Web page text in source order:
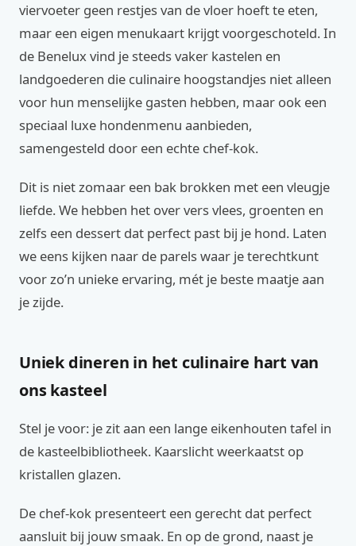
viervoeter geen restjes van de vloer hoeft te eten,
maar een eigen menukaart krijgt voorgeschoteld. In
de Benelux vind je steeds vaker kastelen en
landgoederen die culinaire hoogstandjes niet alleen
voor hun menselijke gasten hebben, maar ook een
speciaal luxe hondenmenu aanbieden,
samengesteld door een echte chef-kok.
Dit is niet zomaar een bak brokken met een vleugje
liefde. We hebben het over vers vlees, groenten en
zelfs een dessert dat perfect past bij je hond. Laten
we eens kijken naar de parels waar je terechtkunt
voor zo’n unieke ervaring, mét je beste maatje aan
je zijde.
Uniek dineren in het culinaire hart van
ons kasteel
Stel je voor: je zit aan een lange eikenhouten tafel in
de kasteelbibliotheek. Kaarslicht weerkaatst op
kristallen glazen.
De chef-kok presenteert een gerecht dat perfect
aansluit bij jouw smaak. En op de grond, naast je